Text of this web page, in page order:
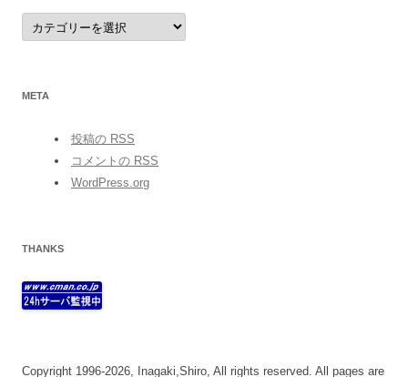
category
META
投稿の RSS
コメントの RSS
WordPress.org
THANKS
Copyright 1996-2026, Inagaki,Shiro, All rights reserved. All pages are